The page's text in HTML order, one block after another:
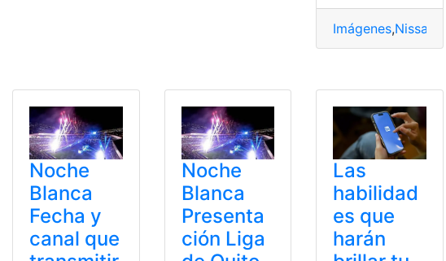
Imágenes,Nissan
Noche
Blanca
Fecha y
canal que
Noche
Blanca
Presenta
ción Liga
Las
habilidad
es que
harán